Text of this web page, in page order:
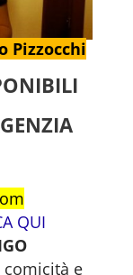
Pizzocchi
QUI
e